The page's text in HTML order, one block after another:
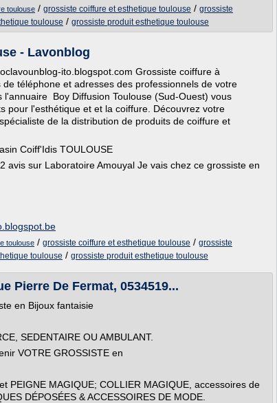
toulouse / grossiste coiffure et esthetique toulouse / grossiste
toulouse / grossiste produit esthetique toulouse
- Lavonblog
ito.blogspot.com Grossiste coiffure à
téléphone et adresses des professionnels de votre
Boy Diffusion Toulouse (Sud-Ouest) vous
pour l'esthétique et et la coiffure. Découvrez votre
de la distribution de produits de coiffure et
Coiff'Idis TOULOUSE
avis sur Laboratoire Amouyal Je vais chez ce grossiste en
toulouse / grossiste coiffure et esthetique toulouse / grossiste
toulouse / grossiste produit esthetique toulouse
Pierre De Fermat, 0534519...
en Bijoux fantaisie
SEDENTAIRE OU AMBULANT.
VOTRE GROSSISTE en
PEIGNE MAGIQUE; COLLIER MAGIQUE, accessoires de
DÉPOSÉES & ACCESSOIRES DE MODE.